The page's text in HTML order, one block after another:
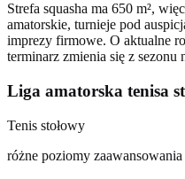
Strefa squasha ma 650 m²,
amatorskie, turnieje pod
imprezy firmowe. O aktualne
terminarz zmienia się z sezonu
Liga amatorska tenisa
Tenis stołowy
różne poziomy zaawansowania